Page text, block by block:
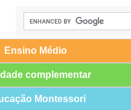
Ensino Médio
complementar
Montessori